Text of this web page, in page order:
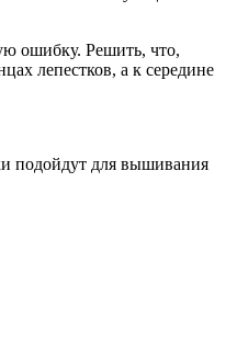
ошибку. Решить, что,
лепестков, а к середине
подойдут для вышивания